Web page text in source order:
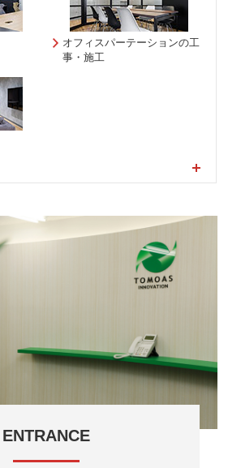
オフィスパーテーションの工
事・施工
ENTRANCE